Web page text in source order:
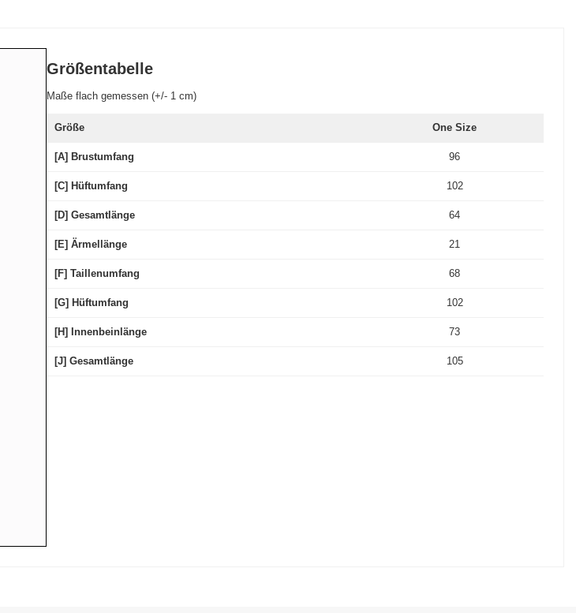
Größentabelle
Maße flach gemessen (+/- 1 cm)
Größe One Size
[A] Brustumfang 96
[C] Hüftumfang 102
[D] Gesamtlänge 64
[E] Ärmellänge 21
[F] Taillenumfang 68
[G] Hüftumfang 102
[H] Innenbeinlänge 73
[J] Gesamtlänge 105